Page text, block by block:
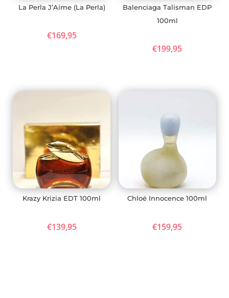
La Perla J’Aime (La Perla)
€169,95
Balenciaga Talisman EDP
100ml
€199,95
Krazy Krizia EDT 100ml
€139,95
Chloé Innocence 100ml
€159,95